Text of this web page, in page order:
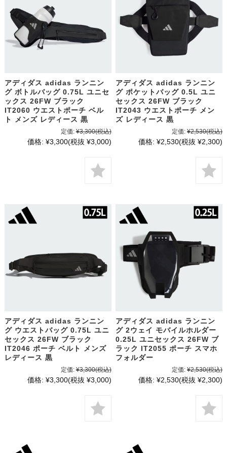
アディダス adidas ランニン
グ ボトルバッグ 0.75L ユニセ
ックス 26FW ブラック
IT2060 ウエストポーチ ベル
ト メンズ レディース 黒
定価: ¥3,300(税込)
価格: ¥3,300(税抜 ¥3,000)
アディダス adidas ランニン
グ ポケットバッグ 0.5L ユニ
セックス 26FW ブラック
IT2043 ウエストポーチ メン
ズ レディース 黒
定価: ¥2,530(税込)
価格: ¥2,530(税抜 ¥2,300)
アディダス adidas ランニン
グ ウエストバッグ 0.75L ユニ
セックス 26FW ブラック
IT2046 ポーチ ベルト メンズ
レディース 黒
定価: ¥3,300(税込)
価格: ¥3,300(税抜 ¥3,000)
アディダス adidas ランニン
グ 2ウェイ モバイルホルダー
0.25L ユニセックス 26FW ブ
ラック IT2055 ポーチ スマホ
フォルダー
定価: ¥2,530(税込)
価格: ¥2,530(税抜 ¥2,300)